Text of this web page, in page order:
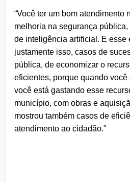
“Você ter um bom atendimento
melhoria na segurança
de inteligência artificial. E esse
justamente isso, casos de
pública, de economizar o
eficientes, porque quando
você está gastando esse
município, com obras e
mostrou também casos de
atendimento ao cidadão.”